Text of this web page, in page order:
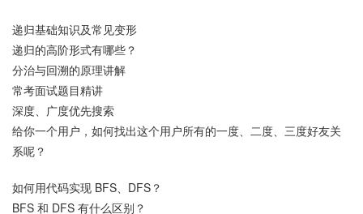
递归基础知识及常见变形
递归的高阶形式有哪些？
分治与回溯的原理讲解
常考面试题目精讲
深度、广度优先搜索
给你一个用户，如何找出这个用户所有的一度、二度、三度好友关
系呢？
如何用代码实现 BFS、DFS？
BFS 和 DFS 有什么区别？